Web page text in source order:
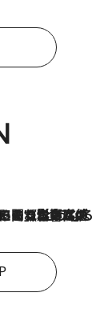
まで続く？《エネルギー専門家に聞く“どうなる日本の暮らし”》